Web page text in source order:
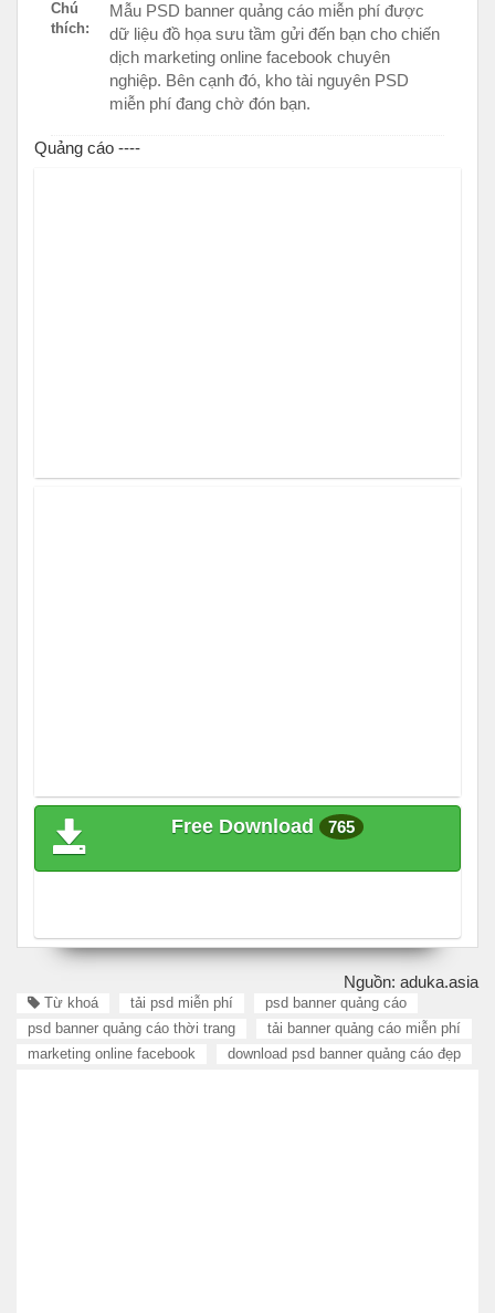
Chú
thích:
Mẫu PSD banner quảng cáo miễn phí được
dữ liệu đồ họa sưu tầm gửi đến bạn cho chiến
dịch marketing online facebook chuyên
nghiệp. Bên cạnh đó, kho tài nguyên PSD
miễn phí đang chờ đón bạn.
Quảng cáo ----
Free Download 765
Nguồn: aduka.asia
Từ khoá tải psd miễn phí
psd banner quảng cáo
psd banner quảng cáo thời trang
tải banner quảng cáo miễn phí
marketing online facebook
download psd banner quảng cáo đẹp